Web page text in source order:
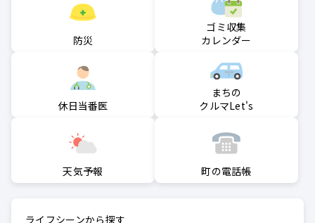
防災
ゴミ収集
カレンダー
休日当番医
まちの
クルマLet's
天気予報 町の電話帳
ライフシーンから探す